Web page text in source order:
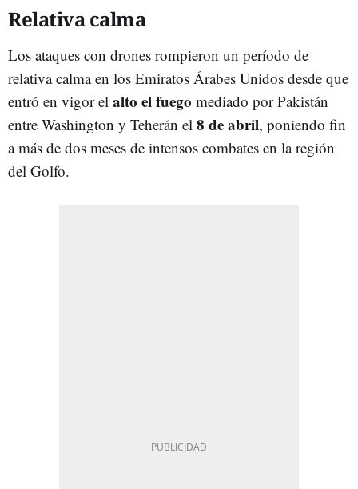
Relativa calma
Los ataques con drones rompieron un período de
relativa calma en los Emiratos Árabes Unidos desde que
entró en vigor el alto el fuego mediado por Pakistán
entre Washington y Teherán el 8 de abril, poniendo fin
a más de dos meses de intensos combates en la región
del Golfo.